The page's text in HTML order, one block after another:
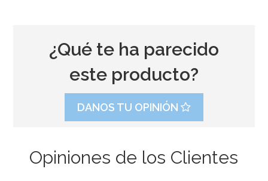
¿Qué te ha parecido
este producto?
DANOS TU OPINIÓN
Opiniones de los Clientes